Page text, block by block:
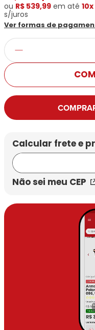
Ban
Todas
Collection
Exclusivas
Miu
Polaroid
Exclusivas
DNZ
Ono
Totas
Bulget
Todas
Exclusivas
Collection
Ono
Exclusivas
Unissex
Marcas
Ono
ou R$ 539,99 em até 10x
s/juros
Ver formas de
Não sei meu CEP